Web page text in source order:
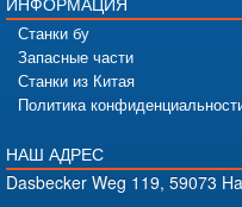
Станки бу
Запасные части
Станки из Китая
Политика
НАШ АДРЕС
Dasbecker Weg 119, 59073